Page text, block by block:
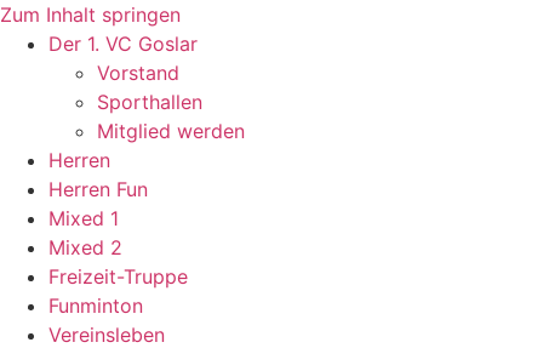
Zum Inhalt springen
Der 1. VC Goslar
Vorstand
Sporthallen
Mitglied werden
Herren
Herren Fun
Mixed 1
Mixed 2
Freizeit-Truppe
Funminton
Vereinsleben